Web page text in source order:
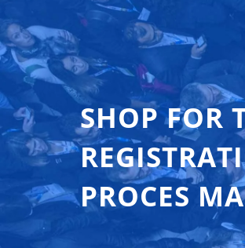
SHOP FOR
PROCES